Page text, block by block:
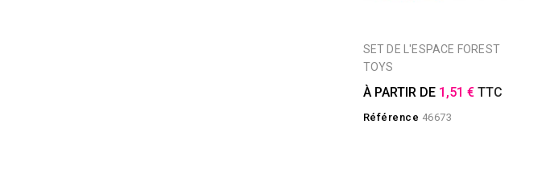
SET DE L'ESPACE FOREST
TOYS
À PARTIR DE 1,51 € TTC
Référence 46673